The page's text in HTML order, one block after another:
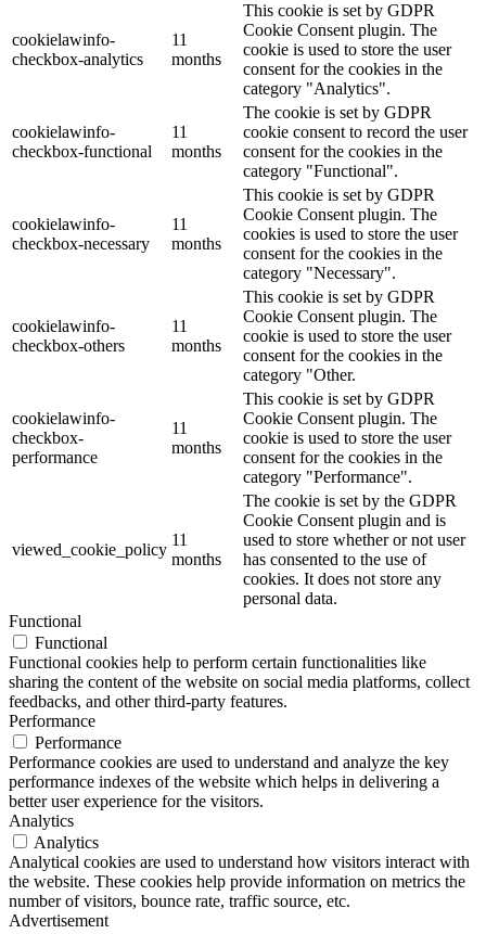
cookielawinfo-
checkbox-analytics
11
months
This cookie is set by GDPR
Cookie Consent plugin. The
cookie is used to store the user
consent for the cookies in the
category "Analytics".
cookielawinfo-
checkbox-functional
11
months
The cookie is set by GDPR
cookie consent to record the user
consent for the cookies in the
category "Functional".
cookielawinfo-
checkbox-necessary
11
months
This cookie is set by GDPR
Cookie Consent plugin. The
cookies is used to store the user
consent for the cookies in the
category "Necessary".
cookielawinfo-
checkbox-others
11
months
This cookie is set by GDPR
Cookie Consent plugin. The
cookie is used to store the user
consent for the cookies in the
category "Other.
cookielawinfo-
checkbox-
performance
11
months
This cookie is set by GDPR
Cookie Consent plugin. The
cookie is used to store the user
consent for the cookies in the
category "Performance".
viewed_cookie_policy
11
months
The cookie is set by the GDPR
Cookie Consent plugin and is
used to store whether or not user
has consented to the use of
cookies. It does not store any
personal data.
Functional
Functional
Functional cookies help to perform certain functionalities like
sharing the content of the website on social media platforms, collect
feedbacks, and other third-party features.
Performance
Performance
Performance cookies are used to understand and analyze the key
performance indexes of the website which helps in delivering a
better user experience for the visitors.
Analytics
Analytics
Analytical cookies are used to understand how visitors interact with
the website. These cookies help provide information on metrics the
number of visitors, bounce rate, traffic source, etc.
Advertisement